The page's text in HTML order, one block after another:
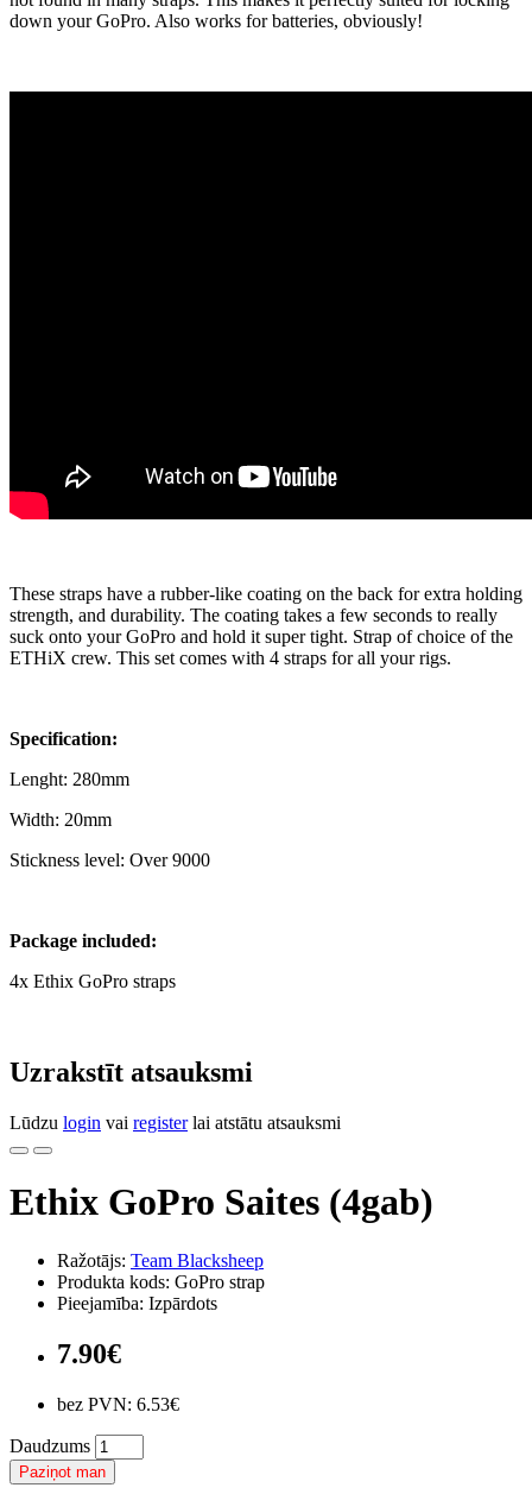
down your GoPro. Also works for batteries, obviously!
These straps have a rubber-like coating on the back for extra holding
strength, and durability. The coating takes a few seconds to really
suck onto your GoPro and hold it super tight. Strap of choice of the
ETHiX crew. This set comes with 4 straps for all your rigs.
Specification:
Lenght: 280mm
Width: 20mm
Stickness level: Over 9000
Package included:
4x Ethix GoPro straps
Uzrakstīt atsauksmi
Lūdzu login vai registerlai atstātu atsauksmi
Ethix GoPro Saites (4gab)
Ražotājs: Team Blacksheep
Produkta kods: GoPro strap
Pieejamība: Izpārdots
7.90€
bez PVN: 6.53€
Daudzums
Paziņot man